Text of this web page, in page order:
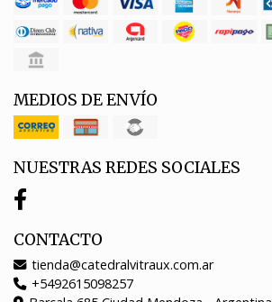
MEDIOS DE ENVÍO
NUESTRAS REDES SOCIALES
CONTACTO
tienda@catedralvitraux.com.ar
+5492615098257